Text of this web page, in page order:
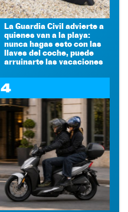
La Guardia Civil advierte a
quienes van a la playa:
nunca hagas esto con las
llaves del coche, puede
arruinarte las vacaciones
4